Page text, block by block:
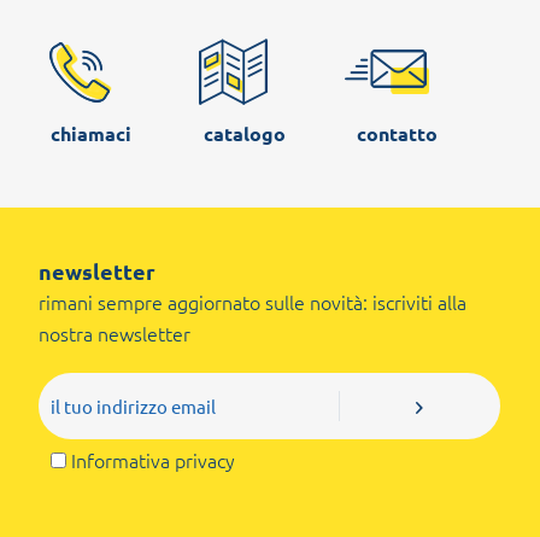
chiamaci catalogo contatto
newsletter
rimani sempre aggiornato sulle novità: iscriviti alla
nostra newsletter
Informativa privacy